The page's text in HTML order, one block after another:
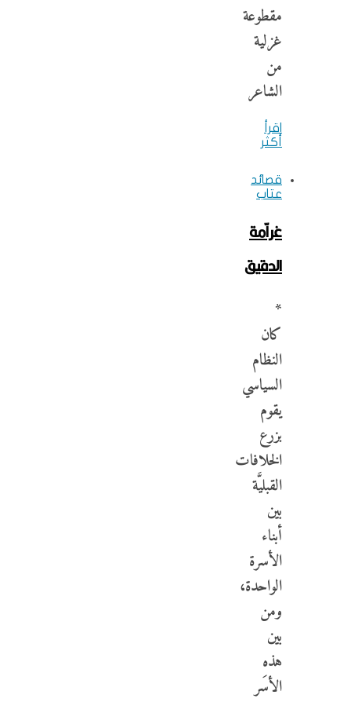
مقطوعة
غزلية
من
الشاعر
اقرأ
أكثر
قصائد
عتاب
غراّمة
الدقيق
*
كان
النظام
السياسي
يقوم
بزرع
الخلافات
القبليَّة
بين
أبناء
الأسرة
الواحدة،
ومن
بين
هذه
الأسَر